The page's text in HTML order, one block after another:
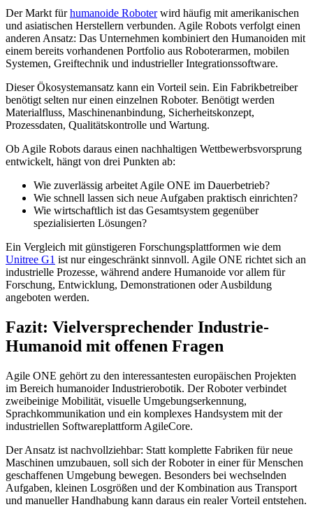
Der Markt fürhumanoide Roboterwird häufig mit amerikanischen
und asiatischen Herstellern verbunden. Agile Robots verfolgt einen
anderen Ansatz: Das Unternehmen kombiniert den Humanoiden mit
einem bereits vorhandenen Portfolio aus Roboterarmen, mobilen
Systemen, Greiftechnik und industrieller Integrationssoftware.
Dieser Ökosystemansatz kann ein Vorteil sein. Ein Fabrikbetreiber
benötigt selten nur einen einzelnen Roboter. Benötigt werden
Materialfluss, Maschinenanbindung, Sicherheitskonzept,
Prozessdaten, Qualitätskontrolle und Wartung.
Ob Agile Robots daraus einen nachhaltigen Wettbewerbsvorsprung
entwickelt, hängt von drei Punkten ab:
Wie zuverlässig arbeitet Agile ONE im Dauerbetrieb?
Wie schnell lassen sich neue Aufgaben praktisch einrichten?
Wie wirtschaftlich ist das Gesamtsystem gegenüber
spezialisierten Lösungen?
Ein Vergleich mit günstigeren Forschungsplattformen wie dem
Unitree G1 ist nur eingeschränkt sinnvoll. Agile ONE richtet sich an
industrielle Prozesse, während andere Humanoide vor allem für
Forschung, Entwicklung, Demonstrationen oder Ausbildung
angeboten werden.
Fazit: Vielversprechender Industrie-
Humanoid mit offenen Fragen
Agile ONE gehört zu den interessantesten europäischen Projekten
im Bereich humanoider Industrierobotik. Der Roboter verbindet
zweibeinige Mobilität, visuelle Umgebungserkennung,
Sprachkommunikation und ein komplexes Handsystem mit der
industriellen Softwareplattform AgileCore.
Der Ansatz ist nachvollziehbar: Statt komplette Fabriken für neue
Maschinen umzubauen, soll sich der Roboter in einer für Menschen
geschaffenen Umgebung bewegen. Besonders bei wechselnden
Aufgaben, kleinen Losgrößen und der Kombination aus Transport
und manueller Handhabung kann daraus ein realer Vorteil entstehen.